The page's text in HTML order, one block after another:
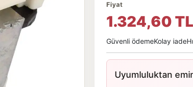
Fiyat
1.324,60 TL
Güvenli ödemeKolay iade
Uyumluluktan